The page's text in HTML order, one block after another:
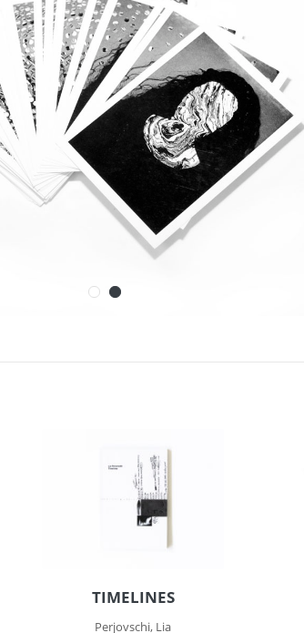
TIMELINES
Perjovschi, Lia